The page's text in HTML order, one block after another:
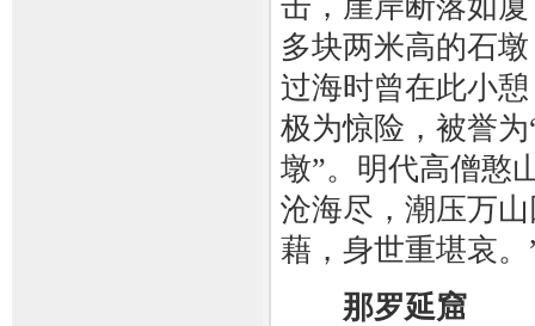
多块两米高的石
过海时曾在此小
极为惊险，被誉
墩”。明代高僧憨
沧海尽，潮压万
藉，身世重堪哀。
那罗延窟